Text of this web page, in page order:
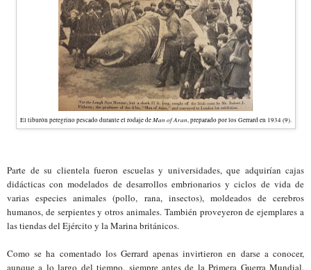
El tiburón peregrino pescado durante el rodaje deMan of Aran, preparado por los Gerrard en 1934 (9).
Parte de su clientela fueron escuelas y universidades, que adquirían cajas
didácticas con modelados de desarrollos embrionarios y ciclos de vida de
varias especies animales (pollo, rana, insectos), moldeados de cerebros
humanos, de serpientes y otros animales. También proveyeron de ejemplares a
las tiendas del Ejército y la Marina británicos.
Como se ha comentado los Gerrard apenas invirtieron en darse a conocer,
aunque a lo largo del tiempo, siempre antes de la Primera Guerra Mundial,